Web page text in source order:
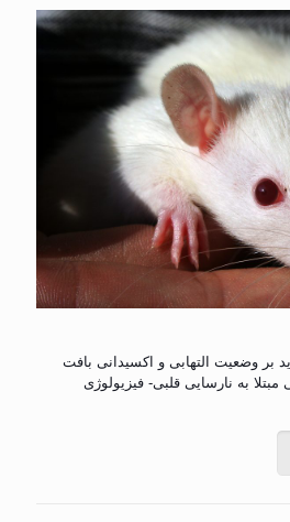
بر وضعیت التهابی و اکسیدانی بافت
به نارسایی قلبی- فیزیولوژی